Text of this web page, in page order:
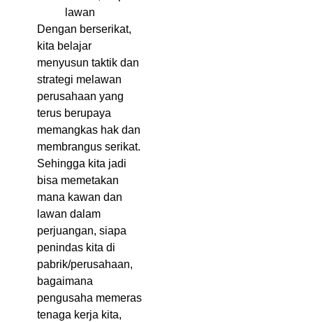
lawan
Dengan berserikat,
kita belajar
menyusun taktik dan
strategi melawan
perusahaan yang
terus berupaya
memangkas hak dan
membrangus serikat.
Sehingga kita jadi
bisa memetakan
mana kawan dan
lawan dalam
perjuangan, siapa
penindas kita di
pabrik/perusahaan,
bagaimana
pengusaha memeras
tenaga kerja kita,